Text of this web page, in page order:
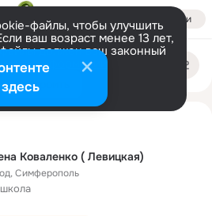
Войти
файлы, чтобы улучшить
ваш возраст менее 13 лет,
должен ваш законный
информации
Настроить
Коваленко ( Левицкая)
,Симферополь